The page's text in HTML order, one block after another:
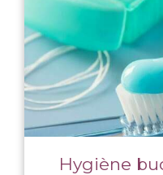
Hygiène